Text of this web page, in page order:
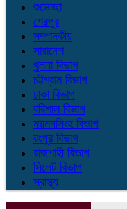
শুভেচ্ছা
শেরপুর
সম্পাদকীয়
সারাদেশ
খুলনা বিভাগ
চট্টগ্রাম বিভাগ
ঢাকা বিভাগ
বরিশাল বিভাগ
ময়মনসিংহ বিভাগ
রংপুর বিভাগ
রাজশাহী বিভাগ
সিলেট বিভাগ
স্বাস্থ্য